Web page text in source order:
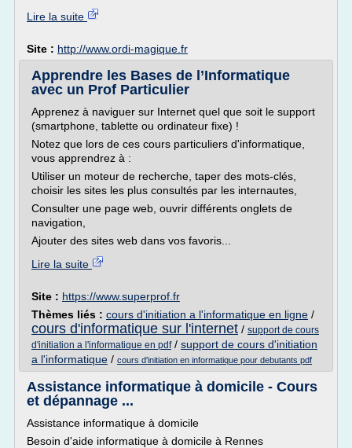
Lire la suite
Site : http://www.ordi-magique.fr
Apprendre les Bases de l’Informatique
avec un Prof Particulier
Apprenez à naviguer sur Internet quel que soit le support
(smartphone, tablette ou ordinateur fixe) !
Notez que lors de ces cours particuliers d'informatique,
vous apprendrez à :
Utiliser un moteur de recherche, taper des mots-clés,
choisir les sites les plus consultés par les internautes,
Consulter une page web, ouvrir différents onglets de
navigation,
Ajouter des sites web dans vos favoris...
Lire la suite
Site : https://www.superprof.fr
Thèmes liés : cours d'initiation a l'informatique en ligne /
cours d'informatique sur l'internet / support de cours
d'initiation a l'informatique en pdf/ support de cours d'initiation
a l'informatique / cours d'initiation en informatique pour debutants pdf
Assistance informatique à domicile - Cours
et dépannage ...
Assistance informatique à domicile
Besoin d'aide informatique à domicile à Rennes